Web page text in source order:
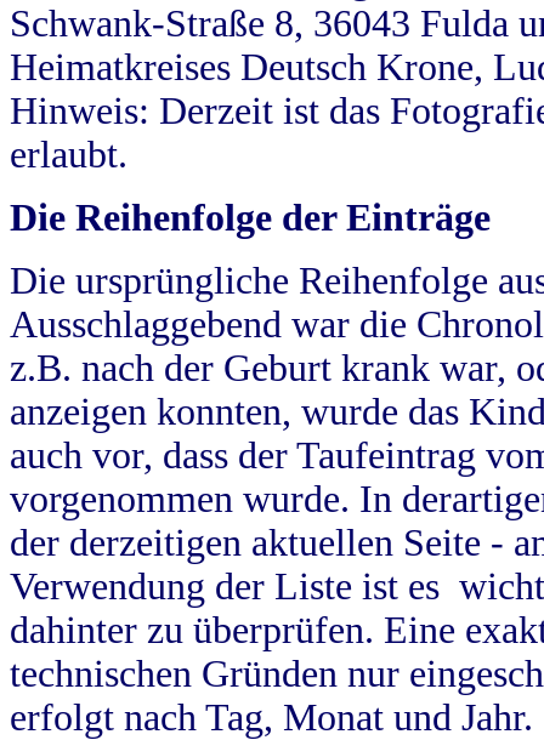
Schwank-Straße 8, 36043 Fulda
Heimatkreises Deutsch Krone,
Hinweis: Derzeit ist das
erlaubt.
Die Reihenfolge der Einträge
Die ursprüngliche Reihenfolge
Ausschlaggebend war die
z.B. nach der Geburt krank war,
anzeigen konnten, wurde das
auch vor, dass der Taufeintrag
vorgenommen wurde. In
der derzeitigen aktuellen Seite -
Verwendung der Liste ist es
dahinter zu überprüfen. Eine
technischen Gründen nur
erfolgt nach Tag, Monat und Jahr.